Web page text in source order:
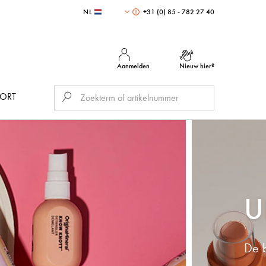
NL +31 (0) 85 - 782 27 40
Aanmelden Nieuw hier?
De